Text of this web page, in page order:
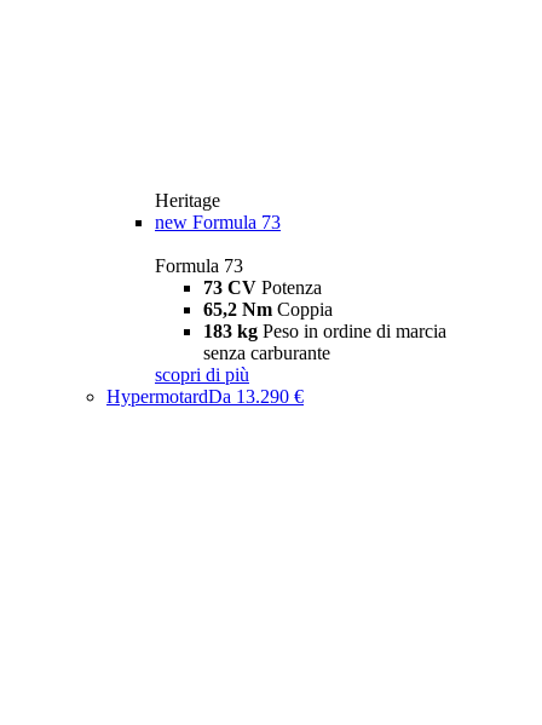
Heritage
new Formula 73
Formula 73
73 CV Potenza
65,2 Nm Coppia
183 kg Peso in ordine di marcia
senza carburante
scopri di più
HypermotardDa 13.290 €